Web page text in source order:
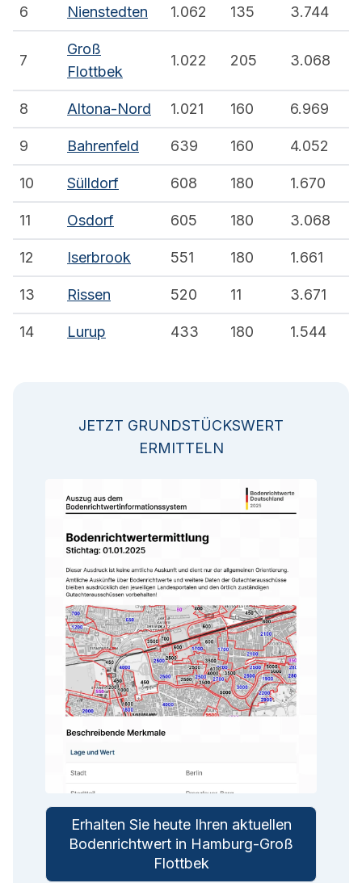
6 Nienstedten 1.062 135 3.744
7
Groß
Flottbek
1.022 205 3.068
8 Altona-Nord 1.021 160 6.969
9 Bahrenfeld 639 160 4.052
10 Sülldorf 608 180 1.670
11 Osdorf 605 180 3.068
12 Iserbrook 551 180 1.661
13 Rissen 520 11 3.671
14 Lurup 433 180 1.544
JETZT GRUNDSTÜCKSWERT
ERMITTELN
Erhalten Sie heute Ihren aktuellen
Bodenrichtwert in Hamburg-Groß
Flottbek